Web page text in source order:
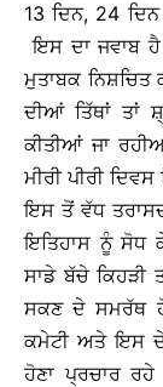
13 ਦਿਨ, 24
ਇਸ ਦਾ ਜਵਾਬ ਹੈ
ਮੁਤਾਬਕ ਨਿਸ਼ਚਿਤ
ਦੀਆਂ ਤਿੱਥਾਂ ਤਾਂ
ਕੀਤੀਆਂ ਜਾ
ਮੀਰੀ ਪੀਰੀ
ਇਸ ਤੋਂ ਵੱਧ
ਇਤਿਹਾਸ ਨੂੰ ਸੋਧ
ਸਾਡੇ ਬੱਚੇ ਕਿਹੜੀ
ਸਕਣ ਦੇ ਸਮਰੱਥ
ਕਮੇਟੀ ਅਤੇ ਇਸ ਦੇ
ਹੋਣਾ ਪ੍ਰਚਾਰ